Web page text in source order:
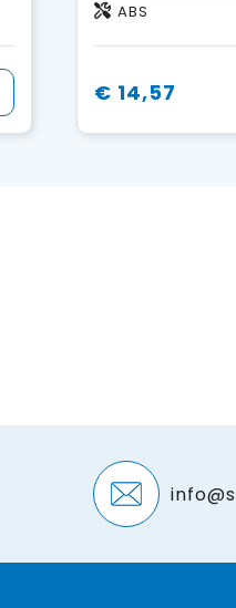
ABS
€ 14,57